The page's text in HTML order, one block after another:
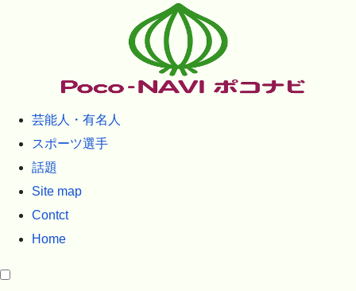
芸能人・有名人
スポーツ選手
話題
Site map
Contct
Home